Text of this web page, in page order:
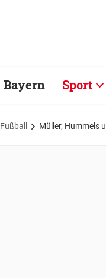
Bayern Sport
Fußball Müller, Hummels